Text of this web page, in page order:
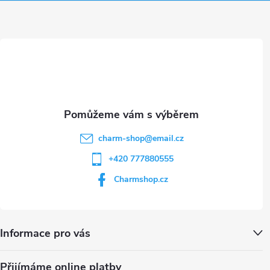
a
charm-shop@email.cz
+420 777880555
Charmshop.cz
Informace pro vás
Přijímáme online platby